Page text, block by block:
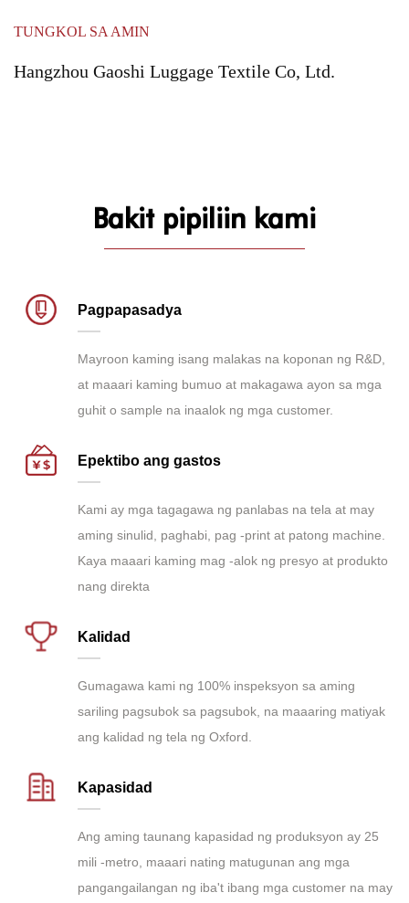
TUNGKOL SA AMIN
Hangzhou Gaoshi Luggage Textile Co, Ltd.
Bakit pipiliin kami
Pagpapasadya
Mayroon kaming isang malakas na koponan ng R&D,
at maaari kaming bumuo at makagawa ayon sa mga
guhit o sample na inaalok ng mga customer.
Epektibo ang gastos
Kami ay mga tagagawa ng panlabas na tela at may
aming sinulid, paghabi, pag -print at patong machine.
Kaya maaari kaming mag -alok ng presyo at produkto
nang direkta
Kalidad
Gumagawa kami ng 100% inspeksyon sa aming
sariling pagsubok sa pagsubok, na maaaring matiyak
ang kalidad ng tela ng Oxford.
Kapasidad
Ang aming taunang kapasidad ng produksyon ay 25
mili -metro, maaari nating matugunan ang mga
pangangailangan ng iba't ibang mga customer na may